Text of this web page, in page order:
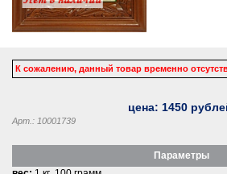
К сожалению, данный товар временно
цена: 1450
Арт.: 10001739
Параметры